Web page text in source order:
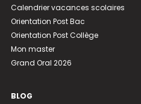
Calendrier vacances scolaires
Orientation Post Bac
Orientation Post Collège
Mon master
Grand Oral 2026
BLOG